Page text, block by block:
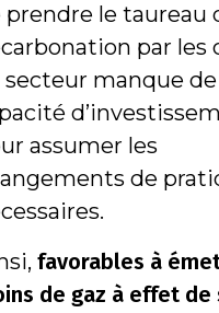
prendre le taureau
par les
secteur manque de
assumer les
de
favorables à
de gaz à effet de